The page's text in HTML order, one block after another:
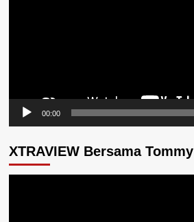
00:00
XTRAVIEW Bersama